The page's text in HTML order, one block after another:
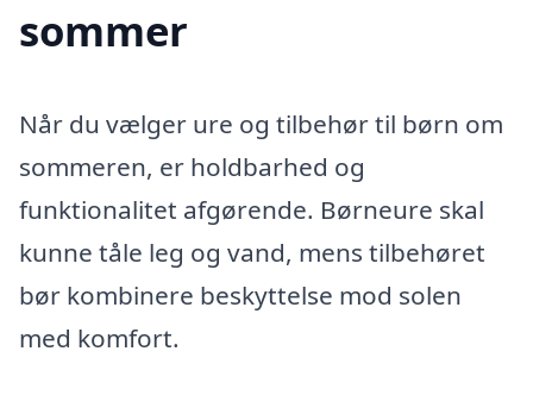
sommer
Når du vælger ure og tilbehør til børn om
sommeren, er holdbarhed og
funktionalitet afgørende. Børneure skal
kunne tåle leg og vand, mens tilbehøret
bør kombinere beskyttelse mod solen
med komfort.